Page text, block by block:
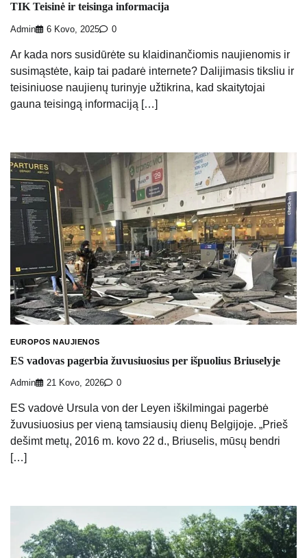
TIK Teisinė ir teisinga informacija
Admin 6 Kovo, 2025 0
Ar kada nors susidūrėte su klaidinančiomis naujienomis ir
susimąstėte, kaip tai padarė internete? Dalijimasis tiksliu ir
teisiniuose naujienų turinyje užtikrina, kad skaitytojai
gauna teisingą informaciją […]
EUROPOS NAUJIENOS
ES vadovas pagerbia žuvusiuosius per išpuolius Briuselyje
Admin 21 Kovo, 2026 0
ES vadovė Ursula von der Leyen iškilmingai pagerbė
žuvusiuosius per vieną tamsiausių dienų Belgijoje. „Prieš
dešimt metų, 2016 m. kovo 22 d., Briuselis, mūsų bendri
[…]